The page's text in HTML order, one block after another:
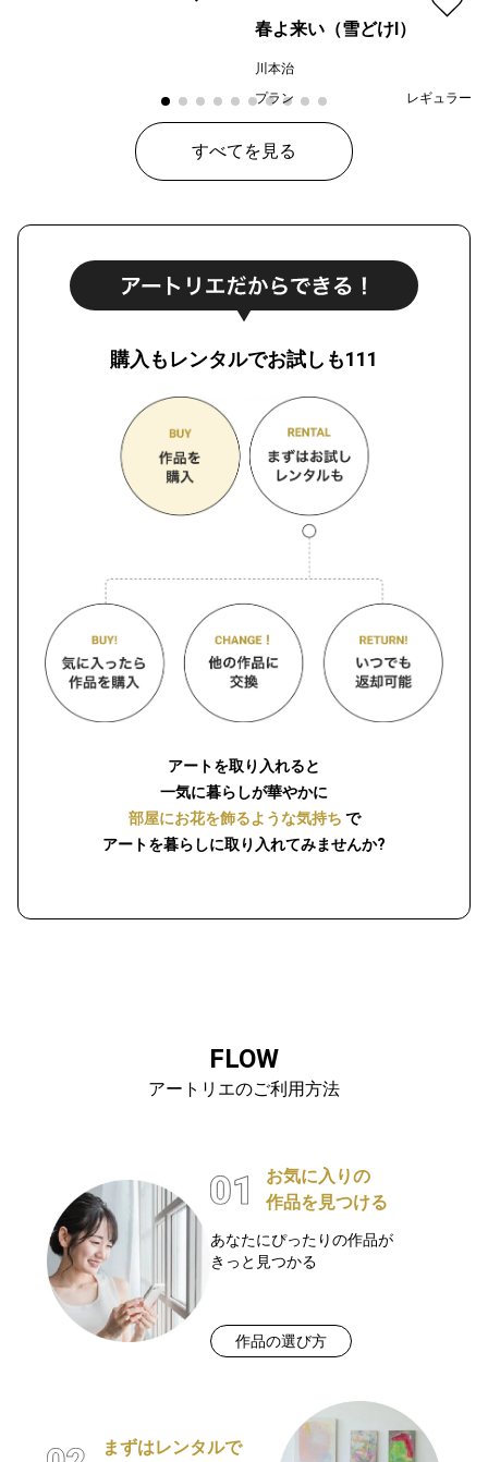
春よ来い（雪どけⅠ）
川本治
プラン
レギュラー
価格
すべてを見る
購入もレンタルでお試しも111
アートを取り入れると
一気に暮らしが華やかに
部屋にお花を飾るような気持ち で
アートを暮らしに取り入れてみませんか?
FLOW
アートリエのご利用方法
お気に入りの
作品を見つける
あなたにぴったりの作品が
きっと見つかる
作品の選び方
まずはレンタルで